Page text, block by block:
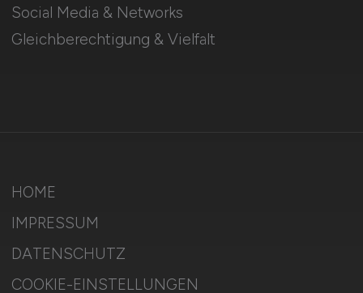
Social Media & Networks
Gleichberechtigung & Vielfalt
HOME
IMPRESSUM
DATENSCHUTZ
COOKIE-EINSTELLUNGEN